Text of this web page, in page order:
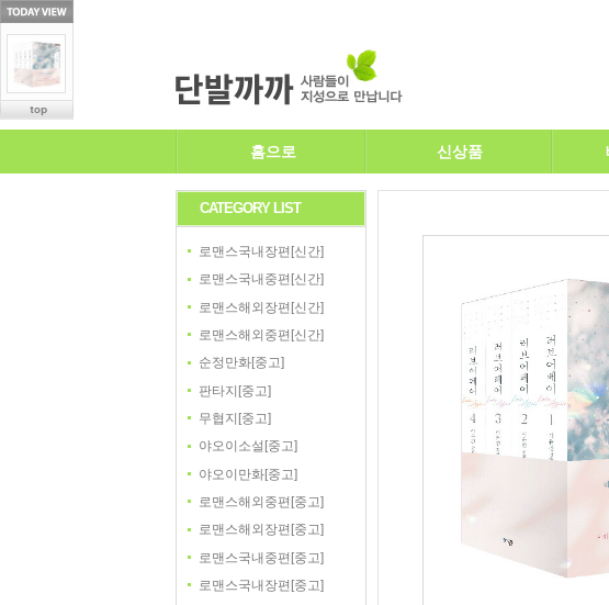
홈으로 신상품
CATEGORY LIST
로맨스국내장편[신간]
로맨스국내중편[신간]
로맨스해외장편[신간]
로맨스해외중편[신간]
순정만화[중고]
판타지[중고]
무협지[중고]
야오이소설[중고]
야오이만화[중고]
로맨스해외중편[중고]
로맨스해외장편[중고]
로맨스국내중편[중고]
로맨스국내장편[중고]